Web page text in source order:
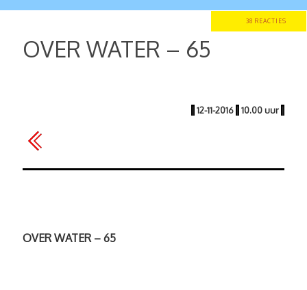
38 REACTIES
OVER WATER – 65
| 12-11-2016 | 10.00 uur |
OVER WATER – 65